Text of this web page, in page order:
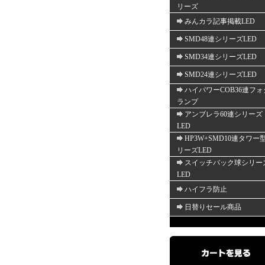
リーズ
みんカラ記事掲載LED
SMD48連シリーズLED
SMD34連シリーズLED
SMD24連シリーズLED
ハイパワーCOB36連フォ
ランプ
アンブレラ60連シリーズ
LED
HP3W+SMD10連タワー
リーズLED
スイッチバック球シリー
LED
ハイフラ防止
日替りセール商品